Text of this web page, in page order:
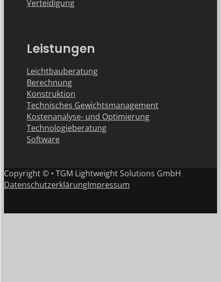
Verteidigung
Leistungen
Leichtbauberatung
Berechnung
Konstruktion
Technisches Gewichtsmanagement
Kostenanalyse- und Optimierung
Technologieberatung
Software
Copyright © • TGM Lightweight Solutions GmbH
DatenschutzerklärungImpressum